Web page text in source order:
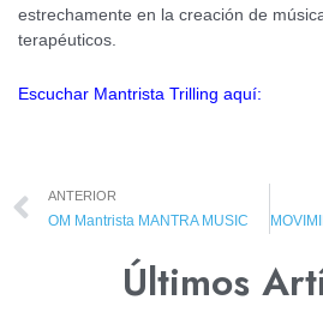
estrechamente en la creación de
terapéuticos.
Escuchar Mantrista Trilling aquí:
ANTERIOR
OM Mantrista MANTRA MUSIC
Últimos